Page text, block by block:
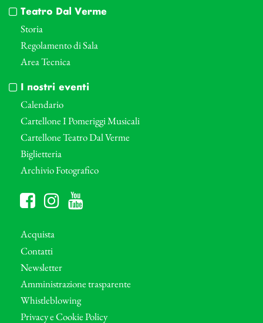
Teatro Dal Verme
Storia
Regolamento di Sala
Area Tecnica
I nostri eventi
Calendario
Cartellone I Pomeriggi Musicali
Cartellone Teatro Dal Verme
Biglietteria
Archivio Fotografico
Acquista
Contatti
Newsletter
Amministrazione trasparente
Whistleblowing
Privacy e Cookie Policy